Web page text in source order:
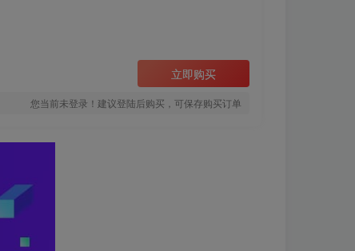
立即购买
您当前未登录！建议登陆后购买，可保存购买订单